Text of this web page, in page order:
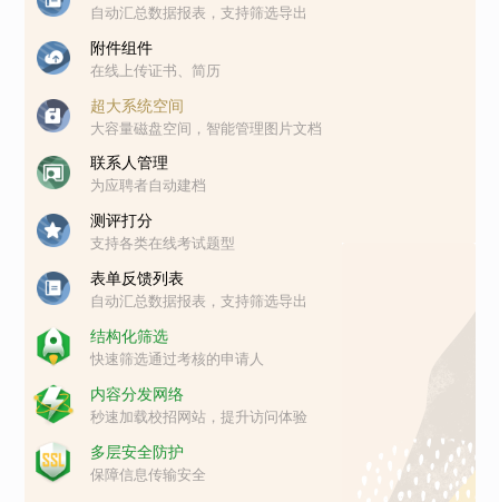
自动汇总数据报表，支持筛选导出
附件组件
在线上传证书、简历
超大系统空间
大容量磁盘空间，智能管理图片文档
联系人管理
为应聘者自动建档
测评打分
支持各类在线考试题型
表单反馈列表
自动汇总数据报表，支持筛选导出
结构化筛选
快速筛选通过考核的申请人
内容分发网络
秒速加载校招网站，提升访问体验
多层安全防护
保障信息传输安全